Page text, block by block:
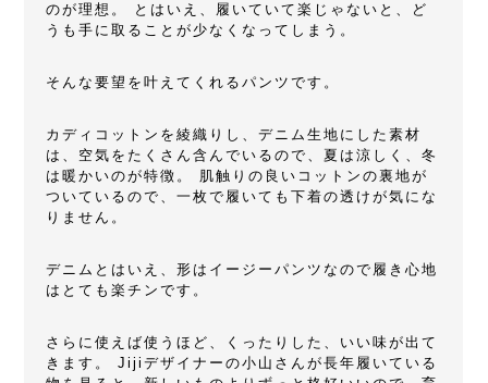
のが理想。 とはいえ、履いていて楽じゃないと、ど
うも手に取ることが少なくなってしまう。
そんな要望を叶えてくれるパンツです。
カディコットンを綾織りし、デニム生地にした素材
は、空気をたくさん含んでいるので、夏は涼しく、冬
は暖かいのが特徴。 肌触りの良いコットンの裏地が
ついているので、一枚で履いても下着の透けが気にな
りません。
デニムとはいえ、形はイージーパンツなので履き心地
はとても楽チンです。
さらに使えば使うほど、くったりした、いい味が出て
きます。 Jijiデザイナーの小山さんが長年履いている